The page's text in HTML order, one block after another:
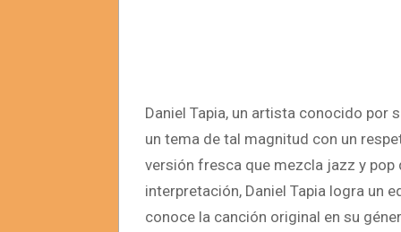
Daniel Tapia, un artista conocido por
un tema de tal magnitud con un
versión fresca que mezcla jazz y
interpretación, Daniel Tapia logra un
conoce la canción original en su